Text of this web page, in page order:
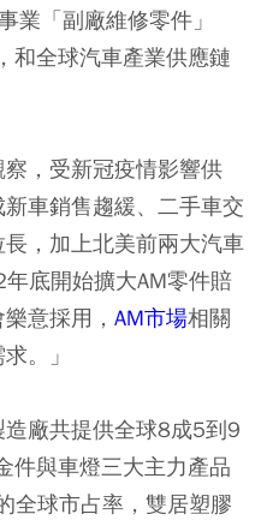
業「副廠維修零件」
和全球汽車產業供應鏈
，受新冠疫情影響供
車銷售趨緩、二手車交
，加上北美前兩大汽車
底開始擴大AM零件賠
意採用， AM市場相關
。」
廠共提供全球8成5到9
件與車燈三大主力產品
全球市占率，雙居塑膠